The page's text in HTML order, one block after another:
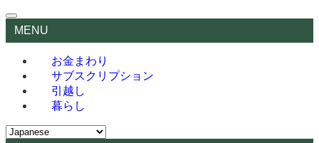
MENU
お金まわり
サブスクリプション
引越し
暮らし